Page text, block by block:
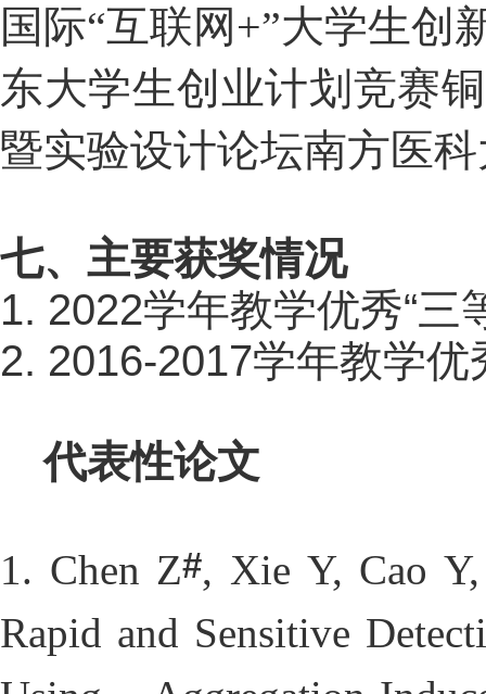
国际“互联网+”大学生创
东大学生创业计划竞赛
暨实验设计论坛南方医
七、主要获奖情况
1. 2022学年教学优秀“三
2. 2016-2017学年教学优
代表性论文
1. Chen Z#, Xie Y, Cao
Rapid and Sensitive